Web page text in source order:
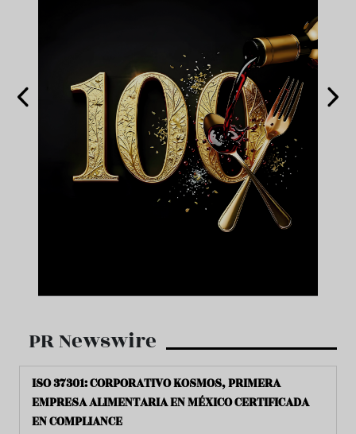
PR Newswire
ISO 37301: CORPORATIVO KOSMOS, PRIMERA
EMPRESA ALIMENTARIA EN MÉXICO CERTIFICADA
EN COMPLIANCE